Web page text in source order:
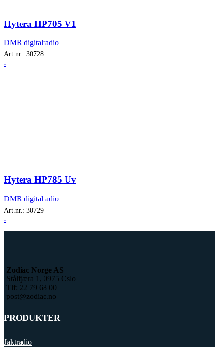
Hytera HP705 V1
DMR digitalradio
Art.nr.: 30728
-
Hytera HP785 Uv
DMR digitalradio
Art.nr.: 30729
-
Zodiac Norge AS
Stålfjæra 1, 0975 Oslo
Tlf: 22 79 68 00
post@zodiac.no
PRODUKTER
Jaktradio